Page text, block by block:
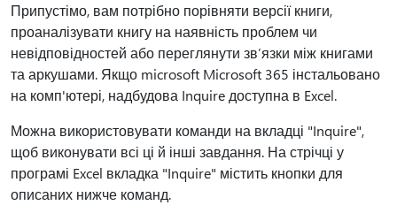
Припустімо, вам потрібно порівняти версії книги,
проаналізувати книгу на наявність проблем чи
невідповідностей або переглянути зв’язки між книгами
та аркушами. Якщо microsoft Microsoft 365 інстальовано
на комп'ютері, надбудова Inquire доступна в Excel.
Можна використовувати команди на вкладці "Inquire",
щоб виконувати всі ці й інші завдання. На стрічці у
програмі Excel вкладка "Inquire" містить кнопки для
описаних нижче команд.